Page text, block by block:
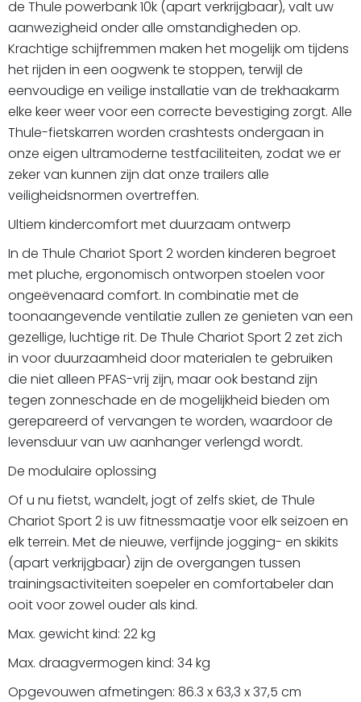
de Thule powerbank 10k (apart verkrijgbaar), valt uw
aanwezigheid onder alle omstandigheden op.
Krachtige schijfremmen maken het mogelijk om tijdens
het rijden in een oogwenk te stoppen, terwijl de
eenvoudige en veilige installatie van de trekhaakarm
elke keer weer voor een correcte bevestiging zorgt. Alle
Thule-fietskarren worden crashtests ondergaan in
onze eigen ultramoderne testfaciliteiten, zodat we er
zeker van kunnen zijn dat onze trailers alle
veiligheidsnormen overtreffen.
Ultiem kindercomfort met duurzaam ontwerp
In de Thule Chariot Sport 2 worden kinderen begroet
met pluche, ergonomisch ontworpen stoelen voor
ongeëvenaard comfort. In combinatie met de
toonaangevende ventilatie zullen ze genieten van een
gezellige, luchtige rit. De Thule Chariot Sport 2 zet zich
in voor duurzaamheid door materialen te gebruiken
die niet alleen PFAS-vrij zijn, maar ook bestand zijn
tegen zonneschade en de mogelijkheid bieden om
gerepareerd of vervangen te worden, waardoor de
levensduur van uw aanhanger verlengd wordt.
De modulaire oplossing
Of u nu fietst, wandelt, jogt of zelfs skiet, de Thule
Chariot Sport 2 is uw fitnessmaatje voor elk seizoen en
elk terrein. Met de nieuwe, verfijnde jogging- en skikits
(apart verkrijgbaar) zijn de overgangen tussen
trainingsactiviteiten soepeler en comfortabeler dan
ooit voor zowel ouder als kind.
Max. gewicht kind: 22 kg
Max. draagvermogen kind: 34 kg
Opgevouwen afmetingen: 86.3 x 63,3 x 37,5 cm